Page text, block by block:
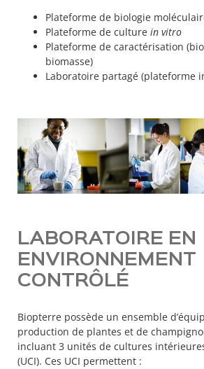
Plateforme de biologie
Plateforme de culture in vitro
Plateforme de caractérisation
biomasse)
Laboratoire partagé (plateforme
LABORATOIRE EN
ENVIRONNEMENT
CONTRÔLÉ
Biopterre possède un ensemble
production de plantes et de
incluant 3 unités de cultures
(UCI). Ces UCI permettent :